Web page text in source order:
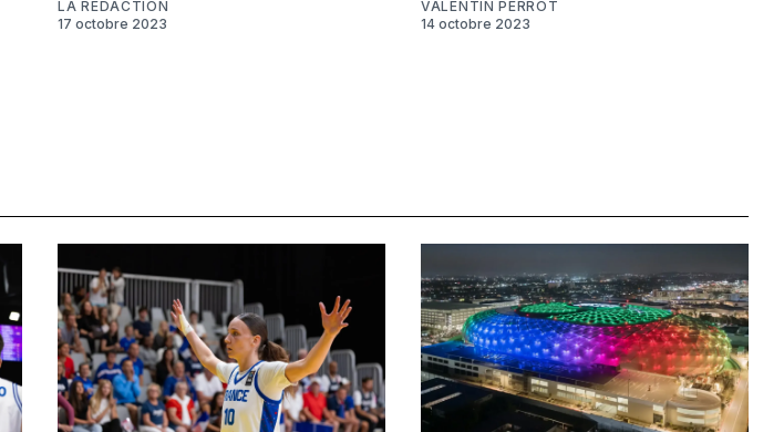
LA RÉDACTION
17 octobre 2023
VALENTIN PERROT
14 octobre 2023